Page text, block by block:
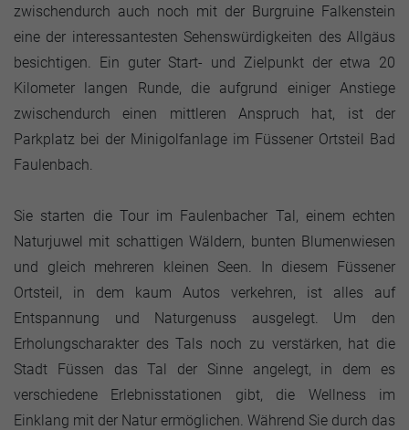
zwischendurch auch noch mit der Burgruine Falkenstein
eine der interessantesten Sehenswürdigkeiten des Allgäus
besichtigen. Ein guter Start- und Zielpunkt der etwa 20
Kilometer langen Runde, die aufgrund einiger Anstiege
zwischendurch einen mittleren Anspruch hat, ist der
Parkplatz bei der Minigolfanlage im Füssener Ortsteil Bad
Faulenbach.
Sie starten die Tour im Faulenbacher Tal, einem echten
Naturjuwel mit schattigen Wäldern, bunten Blumenwiesen
und gleich mehreren kleinen Seen. In diesem Füssener
Ortsteil, in dem kaum Autos verkehren, ist alles auf
Entspannung und Naturgenuss ausgelegt. Um den
Erholungscharakter des Tals noch zu verstärken, hat die
Stadt Füssen das Tal der Sinne angelegt, in dem es
verschiedene Erlebnisstationen gibt, die Wellness im
Einklang mit der Natur ermöglichen. Während Sie durch das